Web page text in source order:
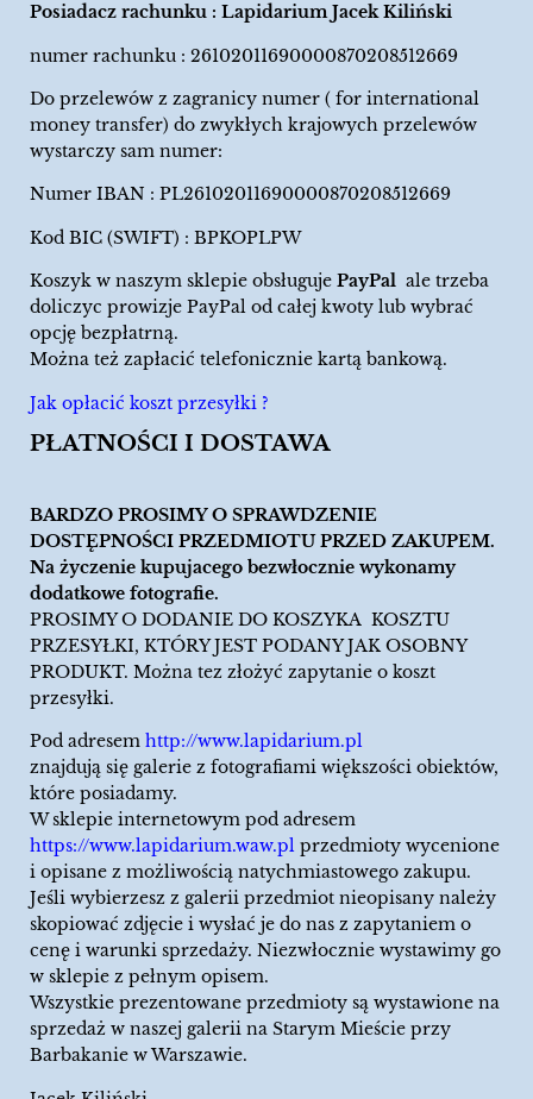
Posiadacz rachunku : Lapidarium Jacek Kiliński
numer rachunku : 26102011690000870208512669
Do przelewów z zagranicy numer ( for international
money transfer) do zwykłych krajowych przelewów
wystarczy sam numer:
Numer IBAN : PL26102011690000870208512669
Kod BIC (SWIFT) : BPKOPLPW
Koszyk w naszym sklepie obsługuje PayPal ale trzeba
doliczyc prowizje PayPal od całej kwoty lub wybrać
opcję bezpłatrną.
Można też zapłacić telefonicznie kartą bankową.
Jak opłacić koszt przesyłki ?
PŁATNOŚCI I DOSTAWA
BARDZO PROSIMY O SPRAWDZENIE
DOSTĘPNOŚCI PRZEDMIOTU PRZED ZAKUPEM.
Na życzenie kupujacego bezwłocznie wykonamy
dodatkowe fotografie.
PROSIMY O DODANIE DO KOSZYKA KOSZTU
PRZESYŁKI, KTÓRY JEST PODANY JAK OSOBNY
PRODUKT. Można tez złożyć zapytanie o koszt
przesyłki.
Pod adresem http://www.lapidarium.pl
znajdują się galerie z fotografiami większości obiektów,
które posiadamy.
W sklepie internetowym pod adresem
https://www.lapidarium.waw.pl przedmioty wycenione
i opisane z możliwością natychmiastowego zakupu.
Jeśli wybierzesz z galerii przedmiot nieopisany należy
skopiować zdjęcie i wysłać je do nas z zapytaniem o
cenę i warunki sprzedaży. Niezwłocznie wystawimy go
w sklepie z pełnym opisem.
Wszystkie prezentowane przedmioty są wystawione na
sprzedaż w naszej galerii na Starym Mieście przy
Barbakanie w Warszawie.